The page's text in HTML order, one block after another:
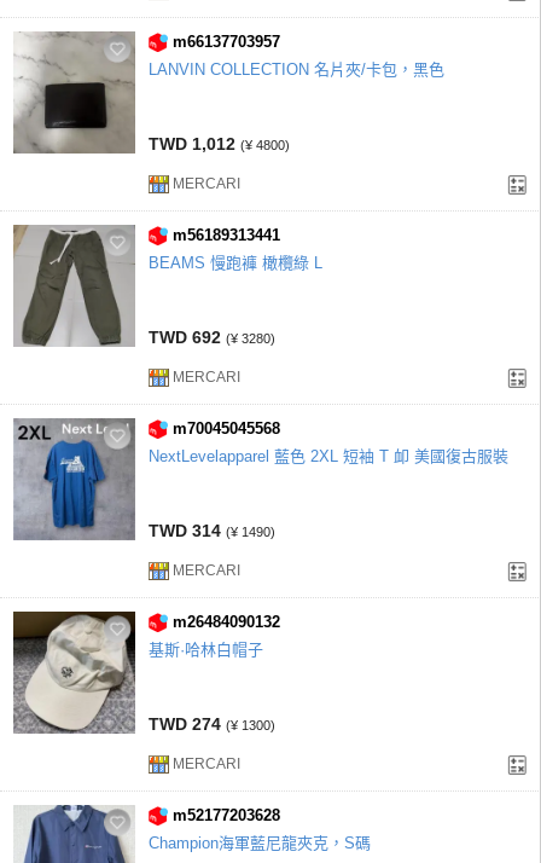
m66137703957
LANVIN COLLECTION 名片夾/卡包，黑色
TWD 1,012 (¥ 4800)
MERCARI
m56189313441
BEAMS 慢跑褲 橄欖綠 L
TWD 692 (¥ 3280)
MERCARI
m70045045568
NextLevelapparel 藍色 2XL 短袖 T 卹 美國復古服裝
TWD 314 (¥ 1490)
MERCARI
m26484090132
基斯·哈林白帽子
TWD 274 (¥ 1300)
MERCARI
m52177203628
Champion海軍藍尼龍夾克，S碼